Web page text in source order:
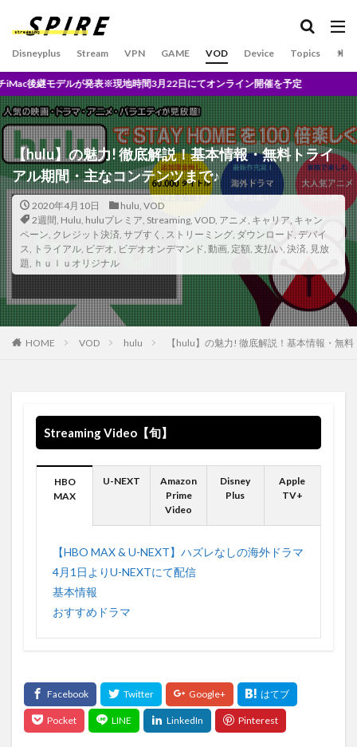
Disneyplus Stream VPN GAME VOD Device Topics
U-NEXTとは？
UFC
und/and
UNITED
UniversalControl
Universal２
Unlimited
TV搭載モバイルプロジェクター
TVアニメ原画集発売記念
Upton
Trailer
This is Our Life
Tigers Time
today
TOHO
TOP SPORT スケジュール 2020 9月
TOUR
TOY’S FACTORY
TP-Link trend
TVアニメ
Trouble
True Crime DREAMERS & DeathbyRomy
TSUTAYA
TSUTAYA DISCAS
TSUTAYA限定
TSUYATV
TunnelBear
UrtraHD AmazonMusicHD
the world according to jeff goldblum
Who I Am
WalkingSteadiness
Who-ya Extended VIVID VICE
Wonderful World
WOW WOW WTA
WWDC
WWDC2021
Wallows Waiting on a War
US
VIVID VICE
usa USB 4
USB3.0
USBケーブル
Valley
Vampire Weekend twenty one pilots twenty one pilots My Limb
Hayley Williams
Video
Video on demand
VPN接続方法
VIZIO
VOD
VPN EXEPRESS
vpngate
vpnでhulu
VPNでNETFLIX
vpnスマホ free セキュリティ 無料 日本 アプリ iphone
オンライン開催を予定
【hulu】の魅力! 徹底解説！基本情報・無料トライ
アル期間・主なコンテンツまで♪
2020年4月10日 hulu, VOD
2週間, Hulu, huluプレミア, Streaming, VOD, アニメ, キャリア, キャン
ペーン, クレジット決済, サブすく , ストリーミング, ダウンロード, デバイ
ス, トライアル, ビデオ, ビデオオンデマンド, 動画, 定額, 支払い, 決済, 見放
題, ｈｕｌｕオリジナル
HOME VOD hulu 【hulu】の魅力! 徹底解説！基本情報・無
Streaming Video【旬】
HBO
MAX
U-NEXT
Amazon
Prime
Video
Disney
Plus
Apple
TV+
【HBO MAX & U-NEXT】ハズレなしの海外ドラマ
4月1日よりU-NEXTにて配信
基本情報
おすすめドラマ